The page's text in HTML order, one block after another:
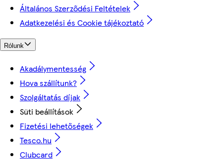
Általános Szerződési Feltételek
Adatkezelési és Cookie tájékoztató
Rólunk
Akadálymentesség
Hova szállítunk?
Szolgáltatás díjak
Süti beállítások
Fizetési lehetőségek
Tesco.hu
Clubcard